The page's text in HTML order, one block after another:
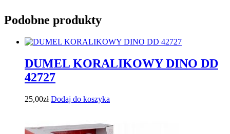
Podobne produkty
DUMEL KORALIKOWY DINO DD
42727
25,00zł Dodaj do koszyka